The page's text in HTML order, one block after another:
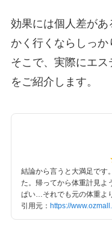
効果には個人差が
かく行くならしっか
そこで、実際にエ
をご紹介します。
結論から言うと大満足です
た。帰ってから体重計見よ
ぱい…それでも元の体重よ
引用元： https://